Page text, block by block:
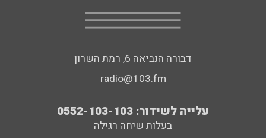
דבורה הנביאה 6, רמת השרון
radio@103.fm
עלייה לשידור: 0552-103-103
בעלות שיחה רגילה